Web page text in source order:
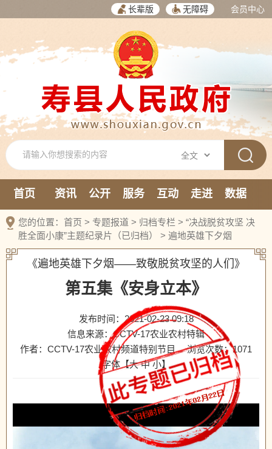
长辈版 无障碍 会员中心
首页 资讯 公开 服务 互动 走进
数据
新媒体
您的位置： 首页 > 专题报道 > 归档专栏 > “决战脱贫攻坚 决
胜全面小康”主题纪录片（已归档）
> 遍地英雄下夕烟
《遍地英雄下夕烟——致敬脱贫攻坚的人们》
第五集《安身立本》
发布时间：2021-02-23 09:18
信息来源：CCTV-17农业农村特辑
作者：CCTV-17农业农村频道特别节目
浏览次数：1071
字体【大 中 小】